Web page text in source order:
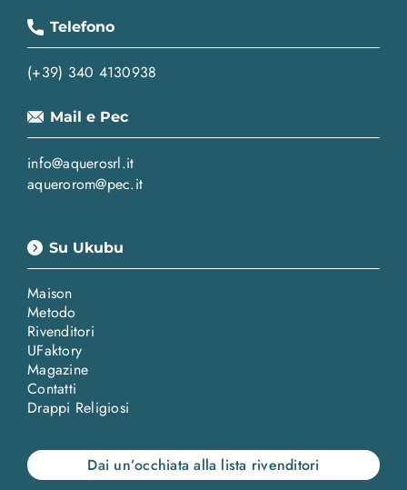
Telefono
(+39) 340 4130938
Mail e Pec
info@aquerosrl.it
aquerorom@pec.it
Su Ukubu
Maison
Metodo
Rivenditori
UFaktory
Magazine
Contatti
Drappi Religiosi
Dai un’occhiata alla lista rivenditori